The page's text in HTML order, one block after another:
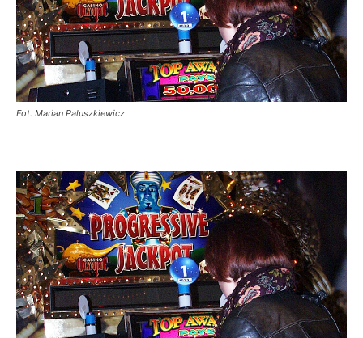
Fot. Marian Paluszkiewicz